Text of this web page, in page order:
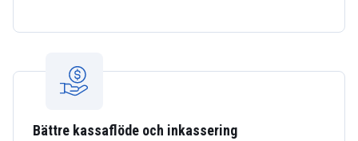
Bättre kassaflöde och inkassering